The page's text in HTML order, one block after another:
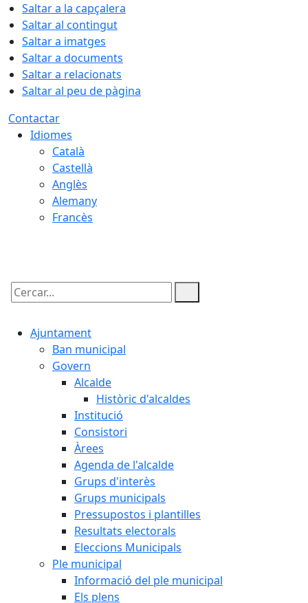
Saltar a la capçalera
Saltar al contingut
Saltar a imatges
Saltar a documents
Saltar a relacionats
Saltar al peu de pàgina
Contactar
Idiomes
Català
Castellà
Anglès
Alemany
Francès
Cercar:
Ajuntament
Ban municipal
Govern
Alcalde
Històric d'alcaldes
Institució
Consistori
Àrees
Agenda de l'alcalde
Grups d'interès
Grups municipals
Pressupostos i plantilles
Resultats electorals
Eleccions Municipals
Ple municipal
Informació del ple municipal
Els plens